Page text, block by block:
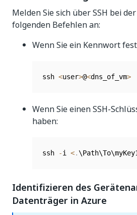
Melden Sie sich über SSH bei
folgenden Befehlen an:
Wenn Sie ein Kennwort
ssh <user>@<dns_of_vm>
Wenn Sie einen SSH-
haben:
ssh -i <.
Identifizieren des
Datenträger in Azure